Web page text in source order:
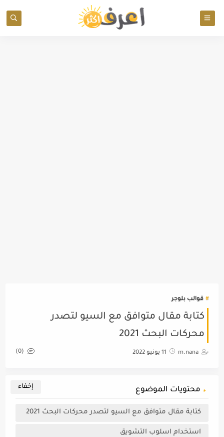
قوالب بلوجر
كتابة مقال متوافق مع السيو لتصدر
محركات البحث 2021
m.nana 11 يونيو 2022 (0)
محتويات الموضوع
كتابة مقال متوافق مع السيو لتصدر محركات البحث 2021
استخدام اسلوب التشويق